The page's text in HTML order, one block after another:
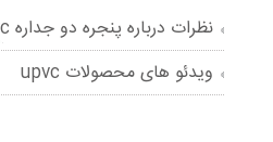
نظرات درباره پنجره دو جداره upvc پازل ستاپ
ویدئو های محصولات upvc